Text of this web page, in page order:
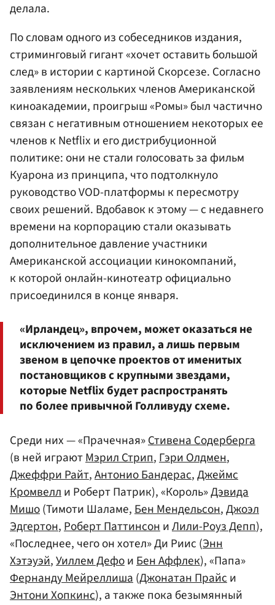
делала.
По словам одного из собеседников издания,
стриминговый гигант «хочет оставить большой
след» в истории с картиной Скорсезе. Согласно
заявлениям нескольких членов Американской
киноакадемии, проигрыш «Ромы» был частично
связан с негативным отношением некоторых ее
членов к Netflix и его дистрибуционной
политике: они не стали голосовать за фильм
Куарона из принципа, что подтолкнуло
руководство VOD-платформы к пересмотру
своих решений. Вдобавок к этому — с недавнего
времени на корпорацию стали оказывать
дополнительное давление участники
Американской ассоциации кинокомпаний,
к которой онлайн-кинотеатр официально
присоединился в конце января.
«Ирландец», впрочем, может оказаться не
исключением из правил, а лишь первым
звеном в цепочке проектов от именитых
постановщиков с крупными звездами,
которые Netflix будет распространять
по более привычной Голливуду схеме.
Среди них — «Прачечная»Стивена Содерберга
(в ней играютМэрил Стрип,Гэри Олдмен,
Джеффри Райт,Антонио Бандерас,Джеймс
Кромвелли Роберт Патрик), «Король»Дэвида
Мишо(Тимоти Шаламе,Бен Мендельсон,Джоэл
Эдгертон,Роберт ПаттинсониЛили-Роуз Депп),
«Последнее, чего он хотел» Ди Риис (Энн
Хэтэуэй,Уиллем ДефоиБен Аффлек), «Папа»
Фернанду Мейреллиша(Джонатан Прайси
Энтони Хопкинс), а также пока безымянный